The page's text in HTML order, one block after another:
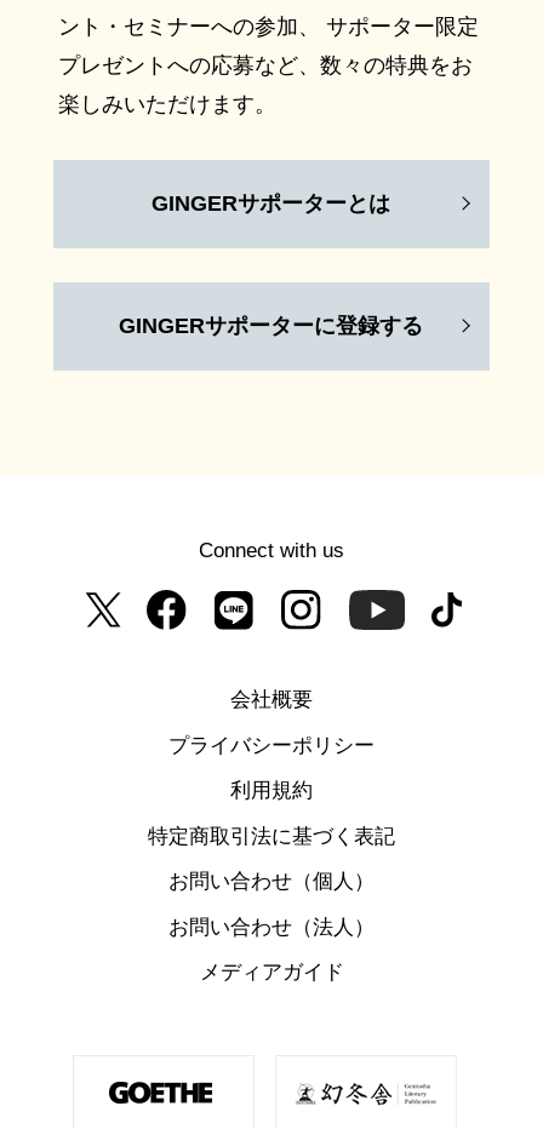
ント・セミナーへの参加、 サポーター限定
プレゼントへの応募など、数々の特典をお
楽しみいただけます。
GINGERサポーターとは
GINGERサポーターに登録する
Connect with us
会社概要
プライバシーポリシー
利用規約
特定商取引法に基づく表記
お問い合わせ（個人）
お問い合わせ（法人）
メディアガイド